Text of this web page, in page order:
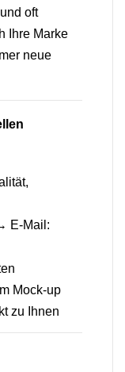
oft
Ihre Marke
neue
E-Mail:
Mock-up
zu Ihnen